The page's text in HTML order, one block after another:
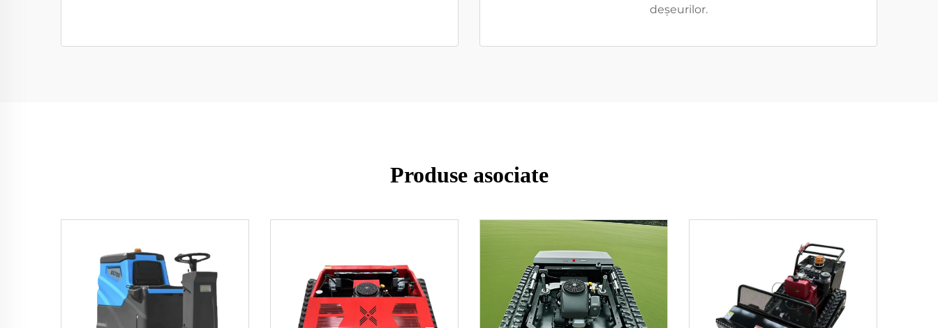
deșeurilor.
Produse asociate